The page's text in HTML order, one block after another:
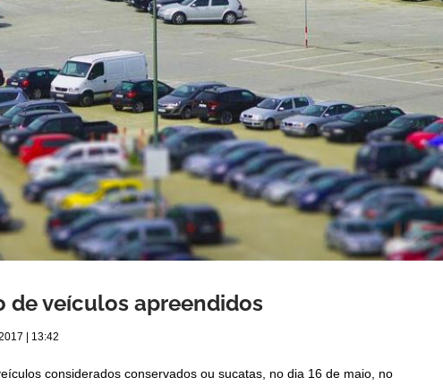
de veículos apreendidos
| 13:42
considerados conservados ou sucatas, no dia 16 de maio, no